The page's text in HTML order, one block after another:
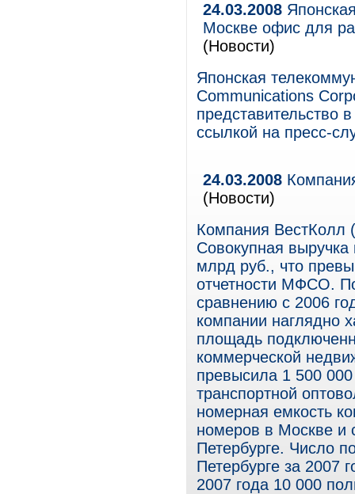
24.03.2008
Москве офис для
(Новости)
Японская
Communications
ссылкой на пресс-
24.03.2008
(Новости)
Компания ВестКолл
Совокупная
млрд руб., что
отчетности МФСО.
сравнению с 2006
компании наглядно
площадь
коммерческой
превысила 1 500
транспортной
номерная емкость
номеров в Москве и
Петербурге. Число
Петербурге за 2007
2007 года 10 000